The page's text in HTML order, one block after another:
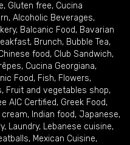
, Gluten free, Cucina
, Alcoholic Beverages,
, Balcanic Food, Bavarian
, Brunch, Bubble Tea,
food, Club Sandwich,
, Cucina Georgiana,
Food, Fish, Flowers,
, Fruit and vegetables shop,
AIC Certified, Greek Food,
cream, Indian food, Japanese,
, Laundry, Lebanese cuisine,
, Mexican Cuisine,